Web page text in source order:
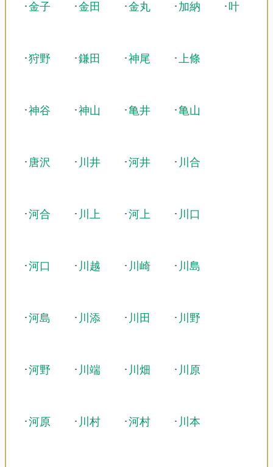
･金子 ･金田 ･金丸 ･加納 ･叶
･狩野 ･鎌田 ･神尾 ･ 上條
･神谷 ･神山 ･亀井 ･亀山
･ 唐沢 ･ 川井 ･河井 ･ 川合
･河合 ･ 川上 ･河上 ･ 川口
･河口 ･ 川越 ･ 川崎 ･ 川島
･河島 ･ 川添 ･ 川田 ･ 川野
･河野 ･ 川端 ･ 川畑 ･ 川原
･河原 ･ 川村 ･河村 ･ 川本